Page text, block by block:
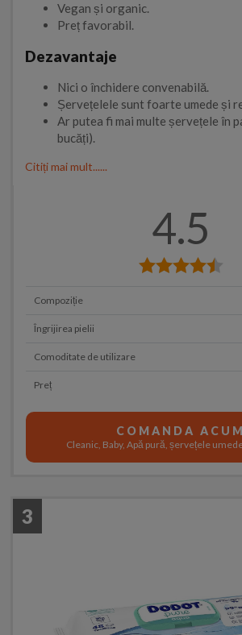
Vegan și organic.
Preț favorabil.
Dezavantaje
Nici o închidere convenabilă.
Șervețelele sunt foarte umede și
Ar putea fi mai multe șervețele în
bucăți).
Citiți mai mult......
4.5
Compoziție
Îngrijirea pielii
Comoditate de utilizare
Preț
COMANDA ACUM
Cleanic, Baby, Apă pură, șervețele
3